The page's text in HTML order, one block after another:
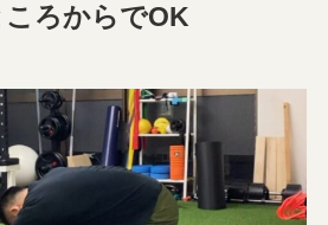
ろからでOK